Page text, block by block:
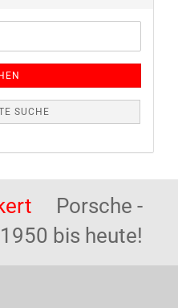
SUCHE
Porsche -
bis heute!